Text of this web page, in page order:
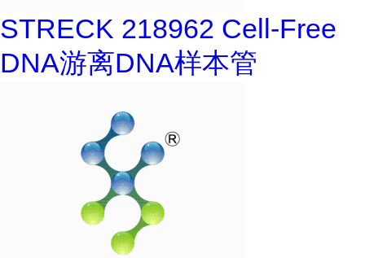
STRECK 218962 Cell-Free
DNA游离DNA样本管